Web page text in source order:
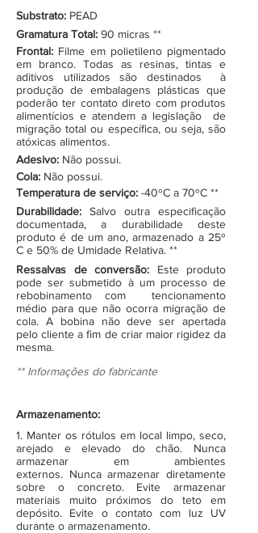
Substrato: PEAD
Gramatura Total: 90 micras **
Frontal: Filme em polietileno pigmentado
em branco. Todas as resinas, tintas e
aditivos utilizados são destinados à
produção de embalagens plásticas que
poderão ter contato direto com produtos
alimentícios e atendem a legislação de
migração total ou específica, ou seja, são
atóxicas alimentos.
Adesivo: Não possui.
Cola: Não possui.
Temperatura de serviço: -40ºC a 70ºC **
Durabilidade: Salvo outra especificação
documentada, a durabilidade deste
produto é de um ano, armazenado a 25º
C e 50% de Umidade Relativa. **
Ressalvas de conversão: Este produto
pode ser submetido à um processo de
rebobinamento com tencionamento
médio para que não ocorra migração de
cola. A bobina não deve ser apertada
pelo cliente a fim de criar maior rigidez da
mesma.
** Informações do fabricante
Armazenamento:
1. Manter os rótulos em local limpo, seco,
arejado e elevado do chão. Nunca
armazenar em ambientes
externos. Nunca armazenar diretamente
sobre o concreto. Evite armazenar
materiais muito próximos do teto em
depósito. Evite o contato com luz UV
durante o armazenamento.